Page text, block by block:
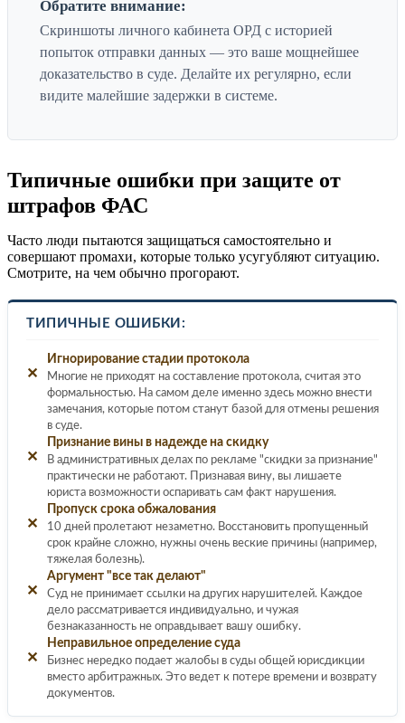
Обратите внимание:
Скриншоты личного кабинета ОРД с историей
попыток отправки данных — это ваше мощнейшее
доказательство в суде. Делайте их регулярно, если
видите малейшие задержки в системе.
Типичные ошибки при защите от
штрафов ФАС
Часто люди пытаются защищаться самостоятельно и
совершают промахи, которые только усугубляют ситуацию.
Смотрите, на чем обычно прогорают.
ТИПИЧНЫЕ ОШИБКИ:
✕
Игнорирование стадии протокола
Многие не приходят на составление протокола, считая это
формальностью. На самом деле именно здесь можно внести
замечания, которые потом станут базой для отмены решения
в суде.
✕
Признание вины в надежде на скидку
В административных делах по рекламе "скидки за признание"
практически не работают. Признавая вину, вы лишаете
юриста возможности оспаривать сам факт нарушения.
✕
Пропуск срока обжалования
10 дней пролетают незаметно. Восстановить пропущенный
срок крайне сложно, нужны очень веские причины (например,
тяжелая болезнь).
✕
Аргумент "все так делают"
Суд не принимает ссылки на других нарушителей. Каждое
дело рассматривается индивидуально, и чужая
безнаказанность не оправдывает вашу ошибку.
✕
Неправильное определение суда
Бизнес нередко подает жалобы в суды общей юрисдикции
вместо арбитражных. Это ведет к потере времени и возврату
документов.